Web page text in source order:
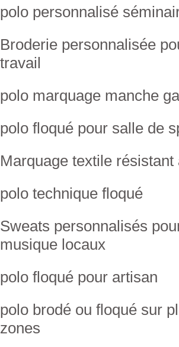
polo personnalisé
Broderie personnalisée
travail
polo marquage manche
polo floqué pour salle de
Marquage textile résistant
polo technique floqué
Sweats personnalisés
musique locaux
polo floqué pour artisan
polo brodé ou floqué sur
zones